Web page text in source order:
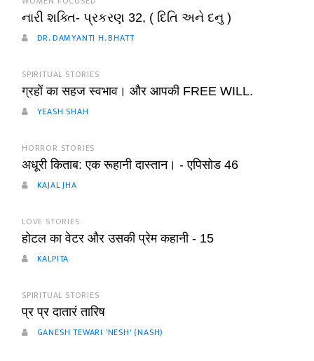
નારી શક્તિ- પ્રકરણ 32, ( દિતિ અને દનુ )
DR. DAMYANTI H. BHATT
SPIRITUAL STORIES
ग्रहों का सहज स्वभाव। और आपकी FREE WILL.
YEASH SHAH
HORROR STORIES
अधूरी किताब: एक रूहानी दास्तान। - एपिसोड 46
KAJAL JHA
LOVE STORIES
होटल का वेटर और उसकी प्रेम कहानी - 15
KALPITA
SPIRITUAL STORIES
प्र प्र दातारं तारिष
GANESH TEWARI 'NESH' (NASH)